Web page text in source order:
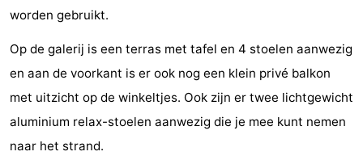
Delta-
en
Eten
en
Evenementen
Zoutelande
worden gebruikt.
Op de galerij is een terras met tafel en 4 stoelen aanwezig
en aan de voorkant is er ook nog een klein privé balkon
met uitzicht op de winkeltjes. Ook zijn er twee lichtgewicht
aluminium relax-stoelen aanwezig die je mee kunt nemen
naar het strand.